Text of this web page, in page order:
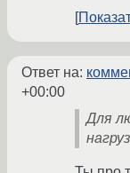
Ответ на:
+00:00
Для